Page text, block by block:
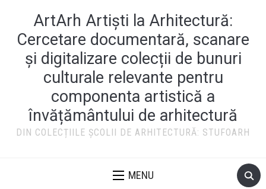
ArtArh Artiști la Arhitectură:
Cercetare documentară, scanare
și digitalizare colecții de bunuri
culturale relevante pentru
componenta artistică a
învățământului de arhitectură
DIN COLECȚIILE ȘCOLII DE ARHITECTURĂ: STUFOARH
MENU